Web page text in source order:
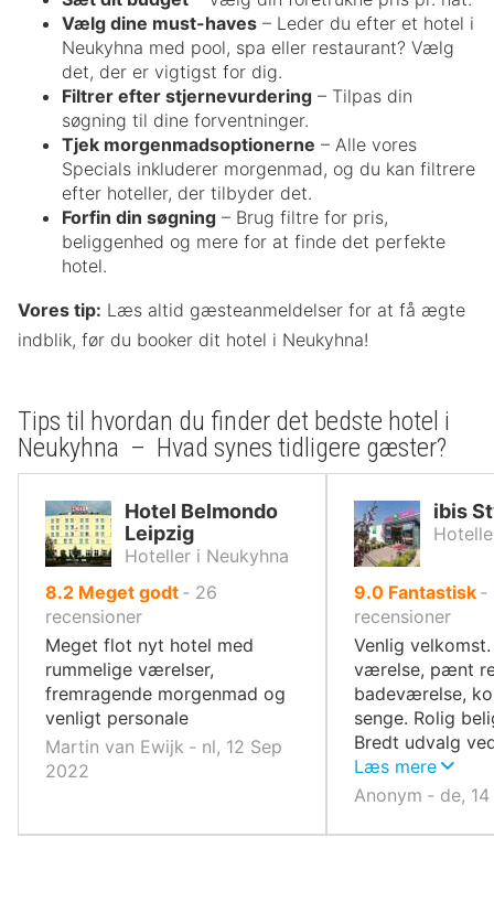
Vælg dine must-haves – Leder du efter et hotel i
Neukyhna med pool, spa eller restaurant? Vælg
det, der er vigtigst for dig.
Filtrer efter stjernevurdering – Tilpas din
søgning til dine forventninger.
Tjek morgenmadsoptionerne – Alle vores
Specials inkluderer morgenmad, og du kan filtrere
efter hoteller, der tilbyder det.
Forfin din søgning – Brug filtre for pris,
beliggenhed og mere for at finde det perfekte
hotel.
Vores tip: Læs altid gæsteanmeldelser for at få ægte
indblik, før du booker dit hotel i Neukyhna!
Tips til hvordan du finder det bedste hotel i
Neukyhna – Hvad synes tidligere gæster?
Hotel Belmondo
Leipzig
Hoteller i Neukyhna
8.2 ud
af
10,
Meget godt ‐ 26
recensioner
Meget flot nyt hotel med
rummelige værelser,
fremragende morgenmad og
venligt personale
Martin van Ewijk ‐ nl, 12 Sep
2022
ibis
9.0ud
af
10,
Fantastisk ‐
recensioner
Venlig
værelse, pænt
badeværelse,
senge. Rolig
Bredt udvalg
Læs mere
Anonym ‐ de,